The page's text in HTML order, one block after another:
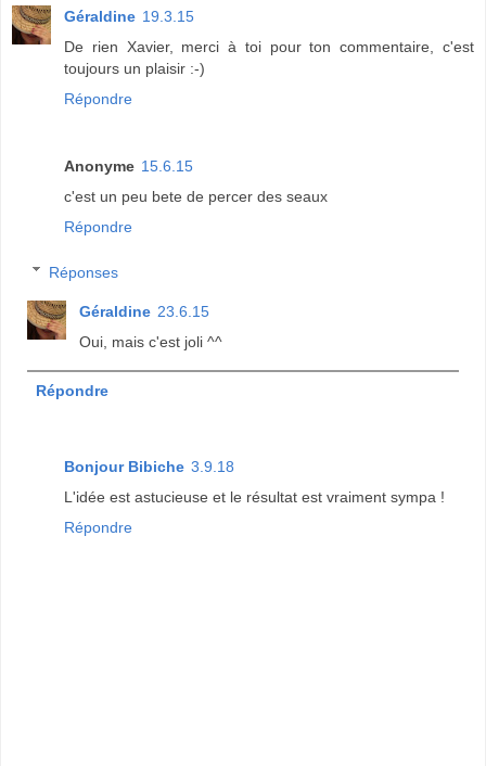
Géraldine 19.3.15
De rien Xavier, merci à toi pour ton commentaire, c'est
toujours un plaisir :-)
Répondre
Anonyme 15.6.15
c'est un peu bete de percer des seaux
Répondre
Réponses
Géraldine 23.6.15
Oui, mais c'est joli ^^
Répondre
Bonjour Bibiche 3.9.18
L'idée est astucieuse et le résultat est vraiment sympa !
Répondre